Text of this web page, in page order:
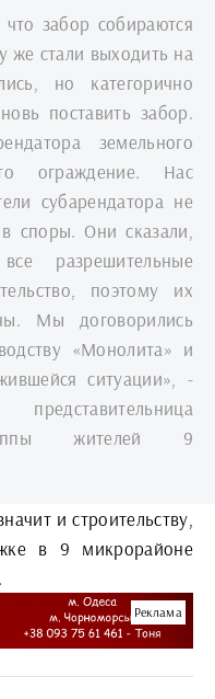
забор собираются
же стали выходить на
но категорично
поставить забор.
земельного
ограждение. Нас
субарендатора не
споры. Они сказали,
разрешительные
поэтому их
Мы договорились
«Монолита» и
ситуации», -
жителей 9
и строительству,
в 9 микрорайоне
Реклама